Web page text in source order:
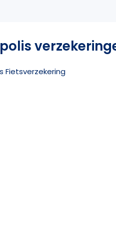
Fietsverzekering